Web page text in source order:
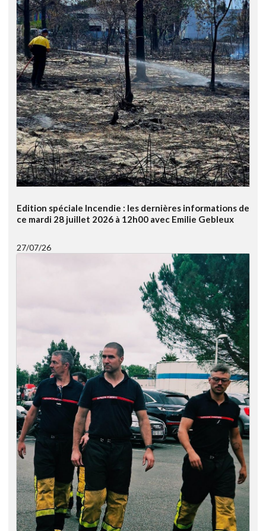
Edition spéciale Incendie : les dernières informations de
ce mardi 28 juillet 2026 à 12h00 avec Emilie Gebleux
27/07/26